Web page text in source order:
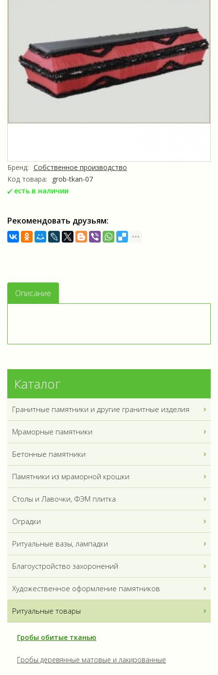
Бренд: Собственное производство
Код товара:
grob-tkan-07
есть в наличии
Рекомендовать друзьям:
Описание
Каталог
Гранитные памятники и другие гранитные изделия
Мраморные памятники
Бетонные памятники
Памятники из мраморной крошки
Столы и Лавочки, ФЭМ плитка
Оградки
Ритуальные вазы, лампадки
Благоустройство захоронений
Художественное оформление памятников
Ритуальные товары
Гробы обитые тканью
Гробы деревянные матовые и лакированные